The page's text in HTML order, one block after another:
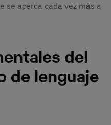
se acerca cada vez más a
del
de lenguaje